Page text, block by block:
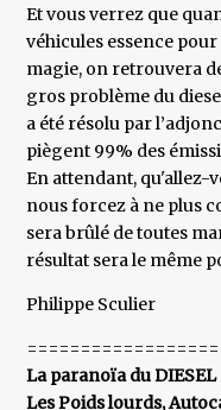
Et vous verrez que
véhicules essence
magie, on retrouvera
gros problème du
a été résolu par
piègent 99% des
En attendant, qu'allez-
nous forcez à ne plus
sera brûlé de toutes
résultat sera le même
Philippe Sculier
La paranoïa du
Les Poids lourds,